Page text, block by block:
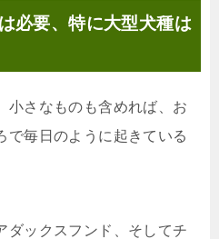
必要、特に大型犬種は
小さなものも含めれば、お
で毎日のように起きている
ダックスフンド、そしてチ